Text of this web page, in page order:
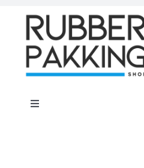
content
Toggle